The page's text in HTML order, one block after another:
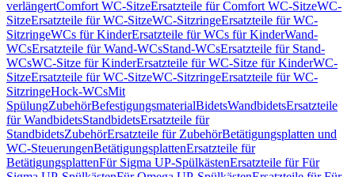
verlängertComfort WC-SitzeErsatzteile für Comfort WC-SitzeWC-
SitzeErsatzteile für WC-SitzeWC-SitzringeErsatzteile für WC-
SitzringeWCs für KinderErsatzteile für WCs für KinderWand-
WCsErsatzteile für Wand-WCsStand-WCsErsatzteile für Stand-
WCsWC-Sitze für KinderErsatzteile für WC-Sitze für KinderWC-
SitzeErsatzteile für WC-SitzeWC-SitzringeErsatzteile für WC-
SitzringeHock-WCsMit
SpülungZubehörBefestigungsmaterialBidetsWandbidetsErsatzteile
für WandbidetsStandbidetsErsatzteile für
StandbidetsZubehörErsatzteile für ZubehörBetätigungsplatten und
WC-SteuerungenBetätigungsplattenErsatzteile für
BetätigungsplattenFür Sigma UP-SpülkästenErsatzteile für Für